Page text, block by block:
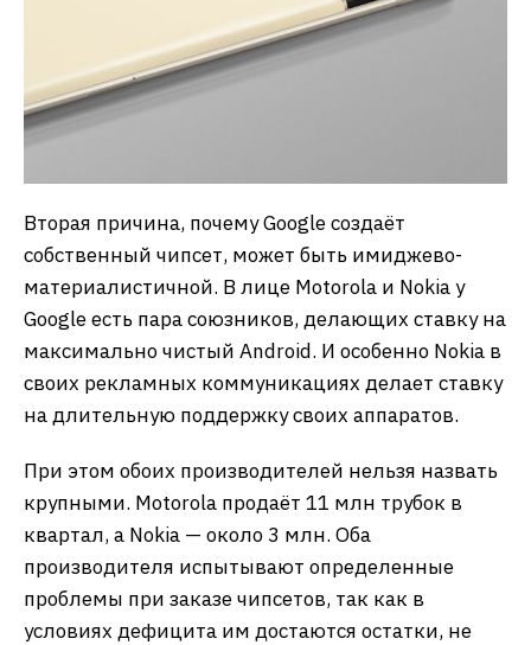
Вторая причина, почему Google создаёт
собственный чипсет, может быть имиджево-
материалистичной. В лице Motorola и Nokia у
Google есть пара союзников, делающих ставку на
максимально чистый Android. И особенно Nokia в
своих рекламных коммуникациях делает ставку
на длительную поддержку своих аппаратов.
При этом обоих производителей нельзя назвать
крупными. Motorola продаёт 11 млн трубок в
квартал, а Nokia — около 3 млн. Оба
производителя испытывают определенные
проблемы при заказе чипсетов, так как в
условиях дефицита им достаются остатки, не